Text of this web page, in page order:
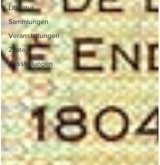
Literatur
Sammlungen
Veranstaltungen
Zitate
Ausstellungen